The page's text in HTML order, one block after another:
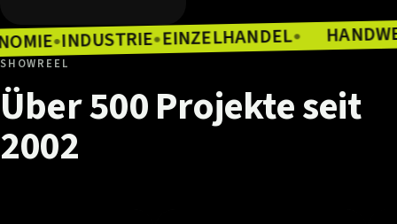
●INDUSTRIE●EINZELHANDEL●
SHOWREEL
Über500Projekteseit
2002